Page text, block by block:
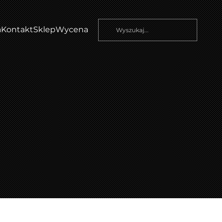
KontaktSklepWycena